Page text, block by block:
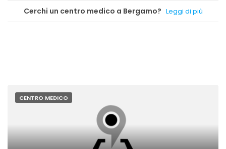
Cerchi un centro medico a Bergamo? Leggi di più
CENTRO MEDICO